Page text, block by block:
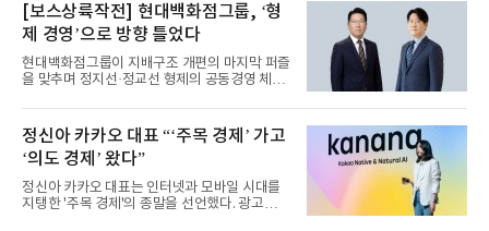
[보스상륙작전] 현대백화점그룹, ‘형
제 경영’으로 방향 틀었다
현대백화점그룹이 지배구조 개편의 마지막 퍼즐
을 맞추며 정지선·정교선 형제의 공동경영 체제
정신아 카카오 대표 “‘주목 경제’ 가고
‘의도 경제’ 왔다”
정신아 카카오 대표는 인터넷과 모바일 시대를
지탱한 '주목 경제'의 종말을 선언했다. 광고를